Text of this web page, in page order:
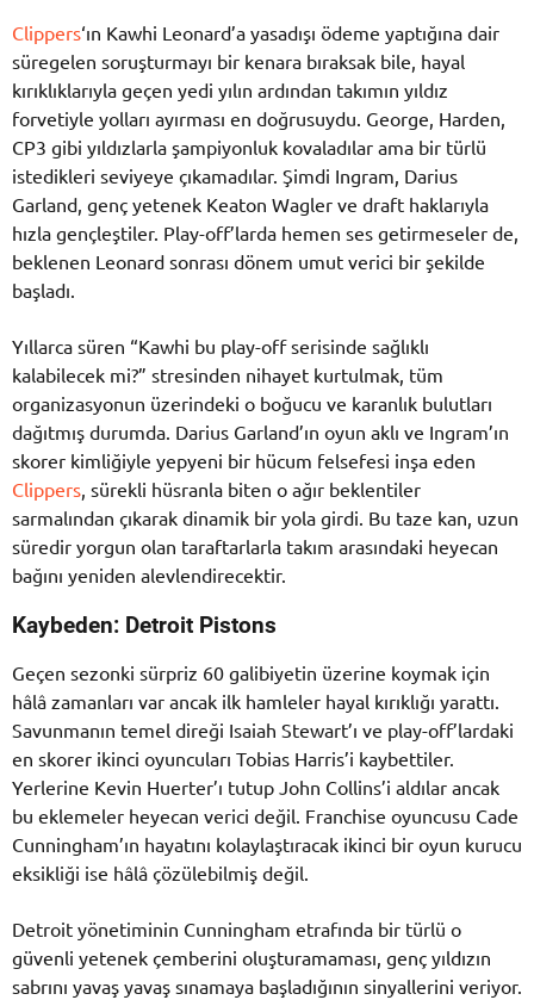
Clippers‘ın Kawhi Leonard’a yasadışı ödeme yaptığına dair
süregelen soruşturmayı bir kenara bıraksak bile, hayal
kırıklıklarıyla geçen yedi yılın ardından takımın yıldız
forvetiyle yolları ayırması en doğrusuydu. George, Harden,
CP3 gibi yıldızlarla şampiyonluk kovaladılar ama bir türlü
istedikleri seviyeye çıkamadılar. Şimdi Ingram, Darius
Garland, genç yetenek Keaton Wagler ve draft haklarıyla
hızla gençleştiler. Play-off’larda hemen ses getirmeseler de,
beklenen Leonard sonrası dönem umut verici bir şekilde
başladı.
Yıllarca süren “Kawhi bu play-off serisinde sağlıklı
kalabilecek mi?” stresinden nihayet kurtulmak, tüm
organizasyonun üzerindeki o boğucu ve karanlık bulutları
dağıtmış durumda. Darius Garland’ın oyun aklı ve Ingram’ın
skorer kimliğiyle yepyeni bir hücum felsefesi inşa eden
Clippers , sürekli hüsranla biten o ağır beklentiler
sarmalından çıkarak dinamik bir yola girdi. Bu taze kan, uzun
süredir yorgun olan taraftarlarla takım arasındaki heyecan
bağını yeniden alevlendirecektir.
Kaybeden: Detroit Pistons
Geçen sezonki sürpriz 60 galibiyetin üzerine koymak için
hâlâ zamanları var ancak ilk hamleler hayal kırıklığı yarattı.
Savunmanın temel direği Isaiah Stewart’ı ve play-off’lardaki
en skorer ikinci oyuncuları Tobias Harris’i kaybettiler.
Yerlerine Kevin Huerter’ı tutup John Collins’i aldılar ancak
bu eklemeler heyecan verici değil. Franchise oyuncusu Cade
Cunningham’ın hayatını kolaylaştıracak ikinci bir oyun kurucu
eksikliği ise hâlâ çözülebilmiş değil.
Detroit yönetiminin Cunningham etrafında bir türlü o
güvenli yetenek çemberini oluşturamaması, genç yıldızın
sabrını yavaş yavaş sınamaya başladığının sinyallerini veriyor.